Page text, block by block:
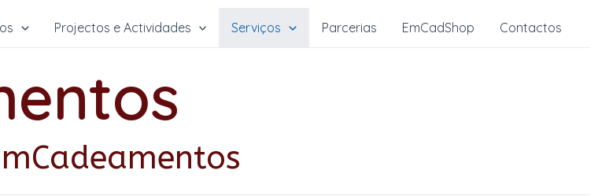
Projectos e Actividades Serviços Parcerias EmCadShop Contactos